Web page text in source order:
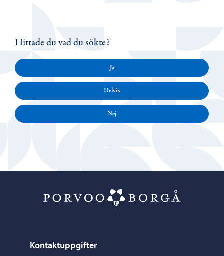
Hittade du vad du sökte?
Ja
Delvis
Nej
Kontaktuppgifter